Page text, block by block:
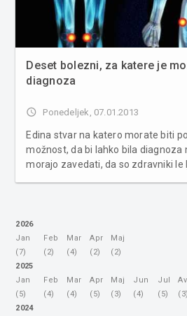
Deset bolezni, za katere je
diagnoza
access_time Ponedeljek, 07.01.2013
Edina stvar na katero morate biti
možnost, da bi lahko bila diagnoza
morajo zavedati, da so zdravniki le
2026
Jan
(7)
Feb
(2)
Mar
(4)
Apr
(2)
Maj
(2)
2025
Jan
(5)
Feb
(4)
Mar
(4)
Apr
(5)
Maj
(3)
Jun
(4)
Jul
(5)
(3)
2024